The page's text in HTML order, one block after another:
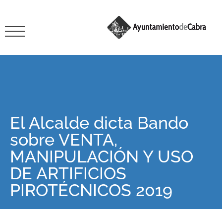
El Alcalde dicta Bando
sobre VENTA,
MANIPULACIÓN Y USO
DE ARTIFICIOS
PIROTÉCNICOS 2019